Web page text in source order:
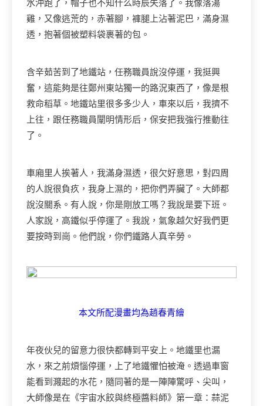
水沖跑了，帽子也不知什么時辰失落了。我像落湯
雞，又像逃荒的，赤著腳，褲腿上沾著泥巴，滿身濕
透，抱著個被塑料袋裹著的包。
含辛茹苦到了地鐵站，任務職員說沒停運，我挺興
奮，這能夠是往鄭州東站獨一的路況東西了，像是根
救命稻草。地鐵站里很多多少人，車來以后，我擠不
上往，跟任務職員闡明情形后，保安把我強行推動往
了。
車廂里人挨著人，我滿身濕透，很欠好意思，對四周
的人說很負疚，我身上濕的，把你們弄臟了。大師都
說沒關系。有人說，你是剛放工嗎？我說是要下班。
人家說，高鐵似乎停運了。我說，氣象越欠好我們更
要按時到崗。他們說，你們鐵路人真辛勞。
本文所配漫畫均為趙春青繪
年夜伙兒的留意力很快都轉到平安上。地鐵里也漏
水，來之前煩惱停運，上了地鐵懼怕被淹。透過車窗
能看到濺起的水花，隨同著的是一陣陣驚呼、尖叫，
大師像是在《宇宙水餃與終極醬料師》第一章：蒜泥